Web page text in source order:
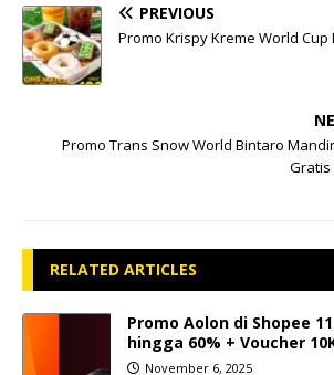
PREVIOUS
Promo Krispy Kreme World Cup
Promo Trans Snow World Bintaro
Gratis
RELATED ARTICLES
Promo Aolon di Shopee
hingga 60% + Voucher
November 6, 2025